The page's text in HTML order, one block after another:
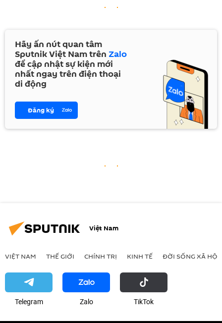
Hãy ấn nút quan tâm
Sputnik Việt Nam trên Zalo
để cập nhật sự kiện mới
nhất ngay trên điện thoại
di động
Đăng ký
Việt Nam
VIỆT NAM THẾ GIỚI CHÍNH TRỊ KINH TẾ ĐỜI SỐNG XÃ HỘI
Telegram Zalo ТikТоk